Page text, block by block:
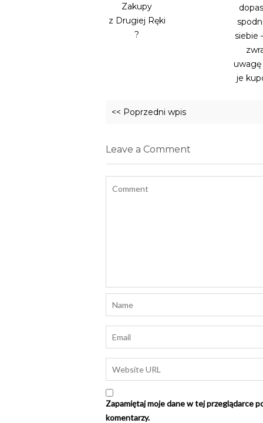
Zakupy
z Drugiej Ręki
?
siebie
je
<< Poprzedni wpis
Leave a Comment
Zapamiętaj moje dane w tej przeglądarce
komentarzy.